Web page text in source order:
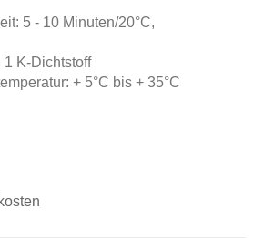
5 - 10 Minuten/20°C,
1 K-Dichtstoff
+ 5°C bis + 35°C